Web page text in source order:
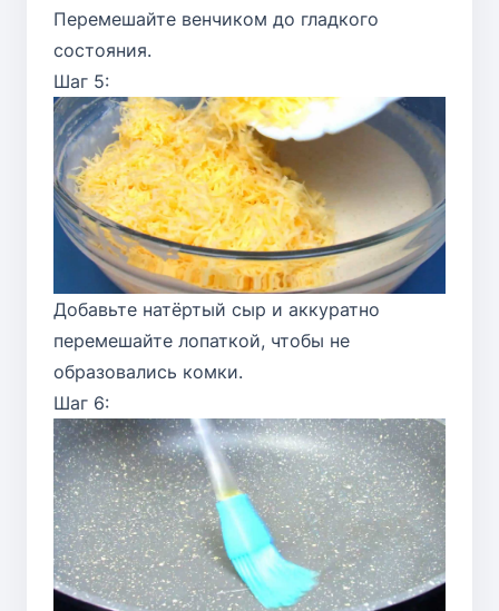
Перемешайте венчиком до гладкого
состояния.
Шаг 5:
Добавьте натёртый сыр и аккуратно
перемешайте лопаткой, чтобы не
образовались комки.
Шаг 6: